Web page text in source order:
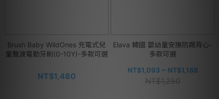
Brush Baby WildOnes 充電式兒
童聲波電動牙刷(0-10Y)-多款可選
NT$1,480
Elava 韓國 嬰幼童安撫防踢背心-
多款可選
NT$1,093 ~ NT$1,188
NT$1,250